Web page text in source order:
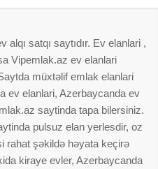
nəzarəti, domofon və giriş
təmin edir.
xüsusi diqqət ayrılır,
tələblərinə cavab vermək
binada 24/7 kamera sistemi,
sistemləri quraşdırılır. Bundan
konstruksiyalardan inşa olunur
sertifikatına malik olur.
ən əlverişli ərazilərdə yerləşir,
satqı saytıdır. Ev elanlari ,
Vipemlak.az ev elanlari
müxtəlif emlak elanlari
ev elanlari, Azerbaycanda ev
saytinda tapa bilersiniz.
pulsuz elan yerlesdir, oz
rahat şəkildə həyata keçirə
kiraye evler, Azerbaycanda